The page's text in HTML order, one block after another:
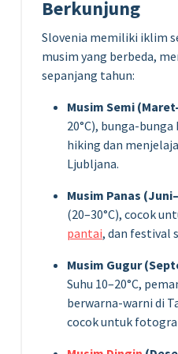
Berkunjung
Slovenia memiliki iklim
musim yang berbeda,
sepanjang tahun:
Musim Semi
20°C), bunga-
hiking dan
Ljubljana.
Musim Panas
(20–30°C), cocok
pantai, dan festival
Musim Gugur
Suhu 10–20°C,
berwarna-warni di
cocok untuk